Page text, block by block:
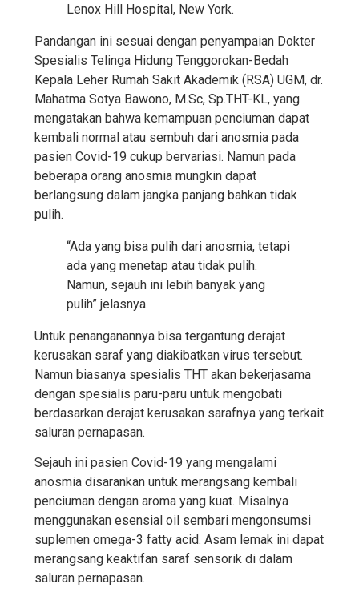
Lenox Hill Hospital, New York.
Pandangan ini sesuai dengan penyampaian Dokter
Spesialis Telinga Hidung Tenggorokan-Bedah
Kepala Leher Rumah Sakit Akademik (RSA) UGM, dr.
Mahatma Sotya Bawono, M.Sc, Sp.THT-KL, yang
mengatakan bahwa kemampuan penciuman dapat
kembali normal atau sembuh dari anosmia pada
pasien Covid-19 cukup bervariasi. Namun pada
beberapa orang anosmia mungkin dapat
berlangsung dalam jangka panjang bahkan tidak
pulih.
“Ada yang bisa pulih dari anosmia, tetapi
ada yang menetap atau tidak pulih.
Namun, sejauh ini lebih banyak yang
pulih” jelasnya.
Untuk penanganannya bisa tergantung derajat
kerusakan saraf yang diakibatkan virus tersebut.
Namun biasanya spesialis THT akan bekerjasama
dengan spesialis paru-paru untuk mengobati
berdasarkan derajat kerusakan sarafnya yang terkait
saluran pernapasan.
Sejauh ini pasien Covid-19 yang mengalami
anosmia disarankan untuk merangsang kembali
penciuman dengan aroma yang kuat. Misalnya
menggunakan esensial oil sembari mengonsumsi
suplemen omega-3 fatty acid. Asam lemak ini dapat
merangsang keaktifan saraf sensorik di dalam
saluran pernapasan.